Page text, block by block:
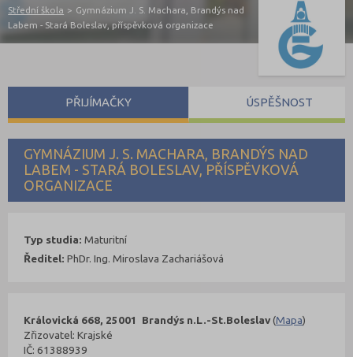
Střední škola > Gymnázium J. S. Machara, Brandýs nad
Labem - Stará Boleslav, příspěvková organizace
GYMNÁZIUM J. S. MACHARA, BRANDÝS NAD
LABEM - STARÁ BOLESLAV, PŘÍSPĚVKOVÁ
ORGANIZACE
Královická 668, 25001 Brandýs n.L.-St.Boleslav(Mapa)
Zřizovatel: Krajské
IČ: 61388939
Typ studia: Maturitní
Ředitel: PhDr. Ing. Miroslava Zachariášová
PŘIJÍMAČKY ÚSPĚŠNOST